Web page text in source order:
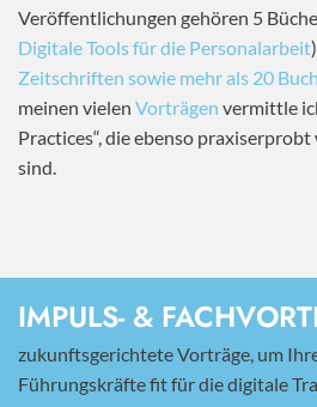
Veröffentlichungen gehören 5
Digitale Tools für die Personalarbeit
Zeitschriften sowie mehr als 20
meinen vielen Vorträgen vermittle
Practices“, die ebenso
sind.
IMPULS- &
zukunftsgerichtete Vorträge, um
Führungskräfte fit für die digitale